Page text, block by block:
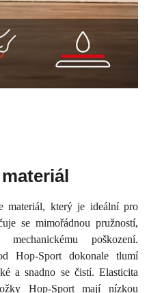
který je ideální pro
se mimořádnou pružností,
poškození.
Hop-Sport dokonale tlumí
a snadno se čistí. Elasticita
Hop-Sport mají nízkou